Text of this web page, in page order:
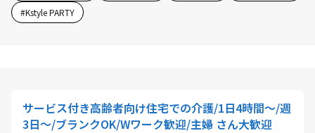
#Kstyle PARTY
サービス付き高齢者向け住宅での介護/1日4時間～/週
3日～/ブランクOK/Wワーク歓迎/主婦 さん大歓迎